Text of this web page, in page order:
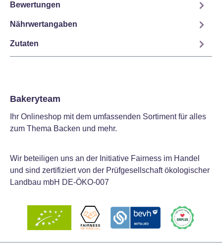
Bewertungen
Nährwertangaben
Zutaten
Bakeryteam
Ihr Onlineshop mit dem umfassenden Sortiment für alles
zum Thema Backen und mehr.
Wir beteiligen uns an der Initiative Fairness im Handel
und sind zertifiziert von der Prüfgesellschaft ökologischer
Landbau mbH DE-ÖKO-007